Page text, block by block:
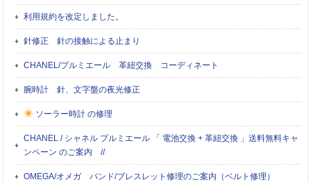
利用規約を改定しました。
針修正 針の接触による止まり
CHANEL/プルミエール 革紐交換 コーディネート
腕時計 針、文字盤の夜光修正
ソーラー時計 の修理
CHANEL / シャネル プルミエール 「 電池交換 + 革紐交換 」送料無料キャ
ンペーン のご案内 //
OMEGA/オメガ バンド/ブレスレット修理のご案内（ベルト修理）